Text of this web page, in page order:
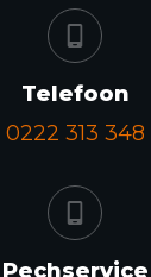
Telefoon
0222 313 348
Pechservice